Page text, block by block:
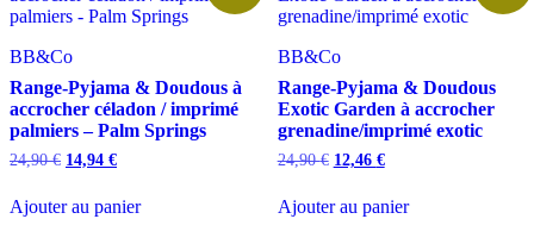
BB&Co
Range-Pyjama & Doudous à
accrocher céladon / imprimé
palmiers – Palm Springs
24,90€ Le
était :
14,94 €Le
actuel
est :
Ajouter au panier
BB&Co
Range-Pyjama & Doudous
Exotic Garden à accrocher
grenadine/imprimé exotic
24,90€ Le
était :
12,46 €Le
actuel
est :
Ajouter au panier